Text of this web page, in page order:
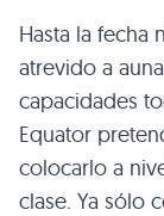
Hasta la fecha
atrevido a
capacidades
Equator
colocarlo a
clase. Ya sólo